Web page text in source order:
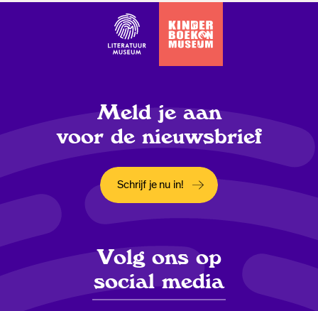
Meld je aan
voor de nieuwsbrief
Opent in een nieuw tabblad
Schrijf je nu in!
Volg ons op
social media